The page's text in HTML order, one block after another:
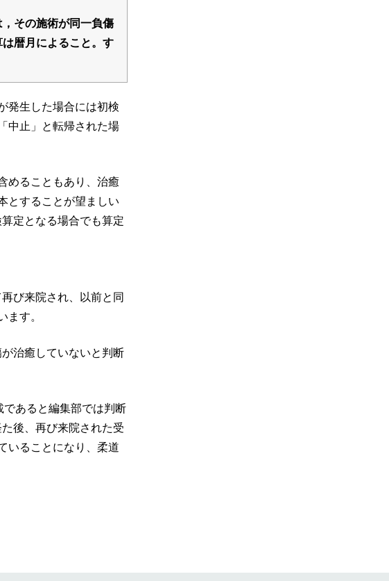
その施術が同一負傷
暦月によること。す
発生した場合には初検
中止」と転帰された場
めることもあり、治癒
とすることが望ましい
定となる場合でも算定
び来院され、以前と同
す。
治癒していないと判断
あると編集部では判断
後、再び来院された受
いることになり、柔道